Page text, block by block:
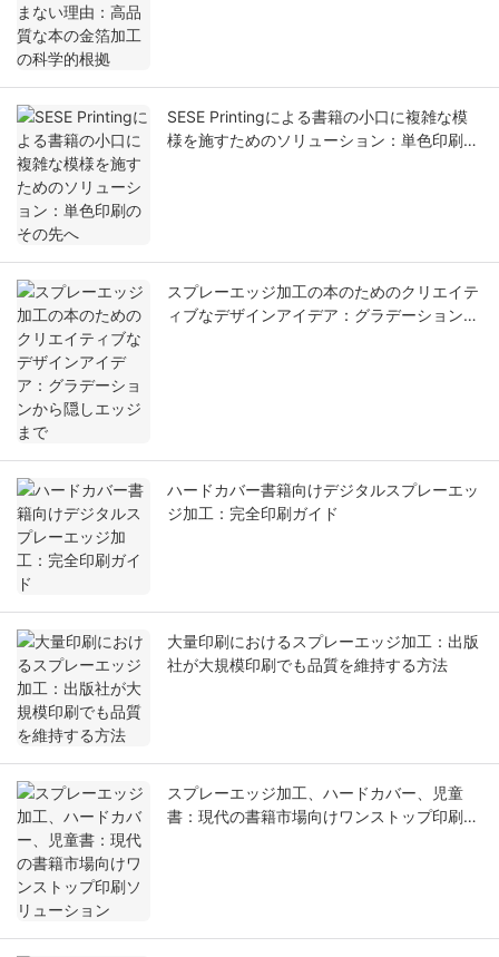
SESE Printingによる書籍の小口に複雑な模
様を施すためのソリューション：単色印刷の
スプレーエッジ加工の本のためのクリエイテ
ィブなデザインアイデア：グラデーションか
ハードカバー書籍向けデジタルスプレーエッ
ジ加工：完全印刷ガイド
大量印刷におけるスプレーエッジ加工：出版
社が大規模印刷でも品質を維持する方法
スプレーエッジ加工、ハードカバー、児童
書：現代の書籍市場向けワンストップ印刷ソ